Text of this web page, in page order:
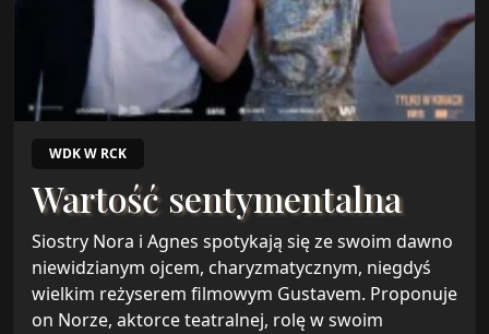
WDK W RCK
Wartość sentymentalna
Siostry Nora i Agnes spotykają się ze swoim dawno
niewidzianym ojcem, charyzmatycznym, niegdyś
wielkim reżyserem filmowym Gustavem. Proponuje
on Norze, aktorce teatralnej, rolę w swoim